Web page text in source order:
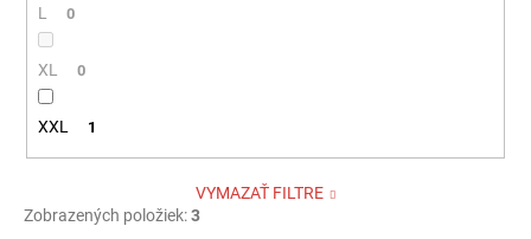
L 0
XL 0
XXL 1
VYMAZAŤ FILTRE
Zobrazených položiek:3